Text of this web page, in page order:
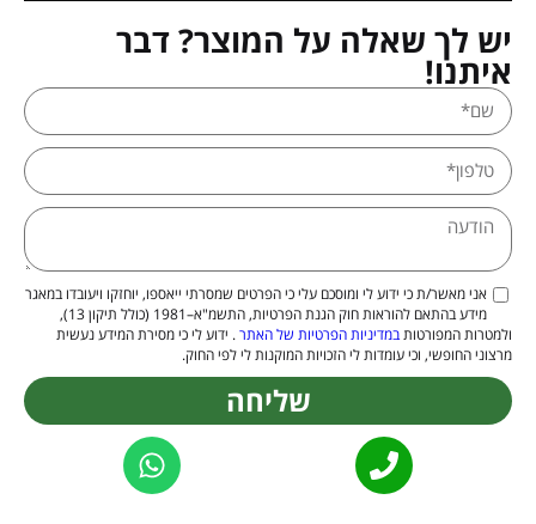
יש לך שאלה על המוצר? דבר
איתנו!
אני מאשר/ת כי ידוע לי ומוסכם עלי כי הפרטים שמסרתי ייאספו, יוחזקו ויעובדו במאגר
מידע בהתאם להוראות חוק הגנת הפרטיות, התשמ"א–1981 (כולל תיקון 13),
ולמטרות המפורטותבמדיניות הפרטיות של האתר. ידוע לי כי מסירת המידע נעשית
מרצוני החופשי, וכי עומדות לי הזכויות המוקנות לי לפי החוק.
שליחה